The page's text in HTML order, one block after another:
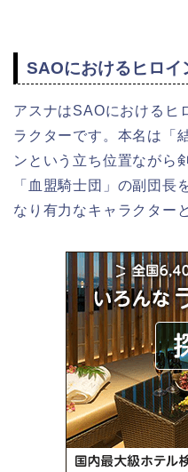
SAOにおけるヒロイ
アスナはSAOにおけるヒ
ラクターです。本名は「
ンという立ち位置ながら
「血盟騎士団」の副団長
なり有力なキャラクター